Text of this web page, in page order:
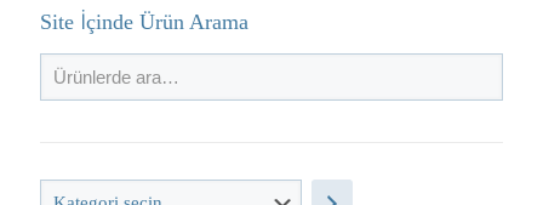
Site İçinde Ürün Arama
Kategori